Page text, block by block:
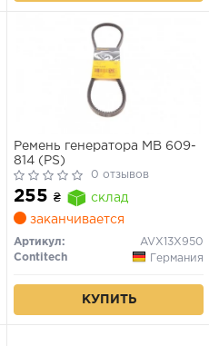
Ремень генератора MB 609-
814 (PS)
0 отзывов
255 ₴
склад
заканчивается
Артикул:
AVX13X950
Contitech
Германия
КУПИТЬ